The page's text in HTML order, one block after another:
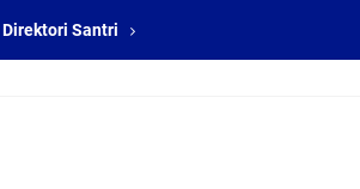
Direktori Santri